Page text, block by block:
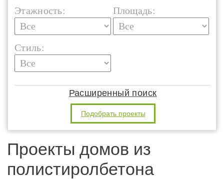
Этажность: Площадь:
Стиль:
Расширенный поиск
Подобрать проекты
Проекты домов из
полистиролбетона